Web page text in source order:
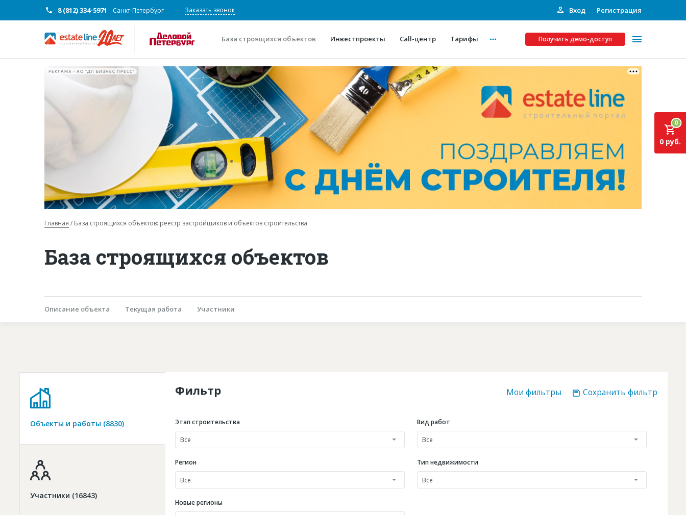
8 (812) 334-5971 Санкт-Петербург Заказать звонок Вход Регистрация
База строящихся объектов Инвестпроекты Call-центр Тарифы Получить демо-доступ
О проекте
Конкурентные преимущества
Горячие объекты
Глоссарий
Платные услуги
Рекламодателям
Инвестпроекты
Подписка на Базу
РЕКЛАМА • АО "ДП БИЗНЕС ПРЕСС"
Главная База строящихся объектов: реестр застройщиков и объектов строительства
База строящихся объектов
Описание объекта Текущая работа Участники
0
0 руб.
Объекты и работы (8830)
Участники (16843)
Фильтр Мои фильтры Сохранить фильтр
Этап строительства
Все
Вид работ
Все
Регион
Все
Тип недвижимости
Все
Новые регионы